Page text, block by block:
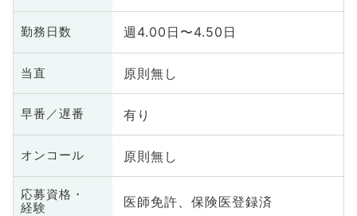
勤務日数 週4.00日〜4.50日
当直 原則無し
早番／遅番 有り
オンコール 原則無し
応募資格・
経験
医師免許、保険医登録済